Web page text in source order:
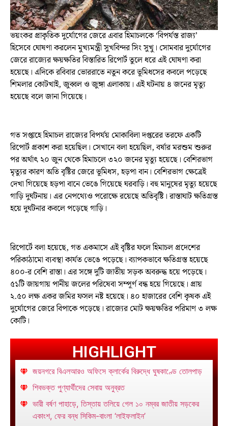
ভয়ংকর প্রাকৃতিক দুর্যোগের জেরে এবার হিমাচলকে ‘বিপর্যস্ত রাজ্য’
হিসেবে ঘোষণা করলেন মুখ্যমন্ত্রী সুখবিন্দর সিং সুখু। সোমবার দুর্যোগের
জেরে রাজ্যের ক্ষয়ক্ষতির বিস্তারিত রিপোর্ট তুলে ধরে এই ঘোষণা করা
হয়েছে। এদিকে রবিবার ভোররাতে নতুন করে ভূমিধসের কবলে পড়েছে
শিমলার কোটখাই, জুব্বল ও জুঙ্গা এলাকায়। এই ঘটনায় ৪ জনের মৃত্যু
হয়েছে বলে জানা গিয়েছে।
গত সপ্তাহে হিমাচল রাজ্যের বিপর্যয় মোকাবিলা দপ্তরের তরফে একটি
রিপোর্ট প্রকাশ করা হয়েছিল। সেখানে বলা হয়েছিল, বর্ষার মরশুম শুরুর
পর অর্থাৎ ২০ জুন থেকে হিমাচলে ৩২০ জনের মৃত্যু হয়েছে। বেশিরভাগ
মৃত্যুর কারণ অতি বৃষ্টির জেরে ভূমিধস, হড়পা বান। বেশিরভাগ ক্ষেত্রেই
দেখা গিয়েছে হড়পা বানে ভেঙে গিয়েছে ঘরবাড়ি। বহু মানুষের মৃত্যু হয়েছে
গাড়ি দুর্ঘটনায়। এর নেপথ্যেও পরোক্ষে রয়েছে অতিবৃষ্টি। রাস্তাঘাট ক্ষতিগ্রস্ত
হয়ে দুর্ঘটনার কবলে পড়েছে গাড়ি।
রিপোর্টে বলা হয়েছে, গত একমাসে এই বৃষ্টির ফলে হিমাচল প্রদেশের
পরিকাঠামো ব্যবস্থা কার্যত ভেঙে পড়েছে। ব্যাপকভাবে ক্ষতিগ্রস্ত হয়েছে
৪০০-র বেশি রাস্তা। এর সঙ্গে দুটি জাতীয় সড়ক অবরুদ্ধ হয়ে পড়েছে।
৫১টি জায়গায় পানীয় জলের পরিষেবা সম্পূর্ণ বন্ধ হয়ে গিয়েছে। প্রায়
২.৫০ লক্ষ একর জমির ফসল নষ্ট হয়েছে। ৪০ হাজারের বেশি কৃষক এই
দুর্যোগের জেরে বিপাকে পড়েছে। রাজ্যের মোট ক্ষয়ক্ষতির পরিমাণ ৩ লক্ষ
কোটি।
HIGHLIGHT
জয়নগরে বিএলআরও অফিসে ক্লার্কের বিরুদ্ধে ঘুষকাণ্ডে তোলপাড়
শিবভক্ত পুণ্যার্থীদের সেবায় অনুব্রত
ভারী বর্ষণ পাহাড়ে, তিস্তায় তলিয়ে গেল ১০ নম্বর জাতীয় সড়কের
একাংশ, ফের বন্ধ সিকিম-বাংলা ‘লাইফলাইন’